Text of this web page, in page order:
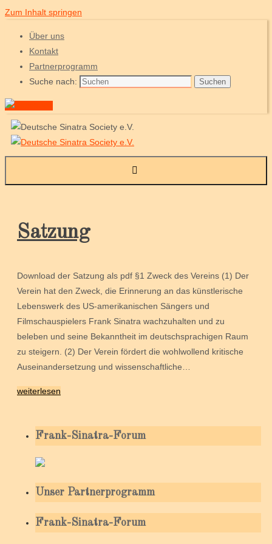
Zum Inhalt springen
Über uns
Kontakt
Partnerprogramm
Suche nach:
Suchen
Satzung
Download der Satzung als pdf §1 Zweck des Vereins (1) Der
Verein hat den Zweck, die Erinnerung an das künstlerische
Lebenswerk des US-amerikanischen Sängers und
Filmschauspielers Frank Sinatra wachzuhalten und zu
beleben und seine Bekanntheit im deutschsprachigen Raum
zu steigern. (2) Der Verein fördert die wohlwollend kritische
Auseinandersetzung und wissenschaftliche…
weiterlesen
Frank-Sinatra-Forum
Unser Partnerprogramm
Frank-Sinatra-Forum